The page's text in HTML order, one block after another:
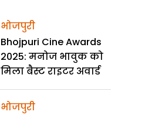
भोजपुरी
Bhojpuri Cine Awards
2025: मनोज भावुक को
मिला बैस्ट राइटर अवार्ड
भोजपुरी